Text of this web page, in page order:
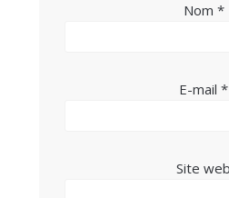
Nom *
E-mail *
Site web